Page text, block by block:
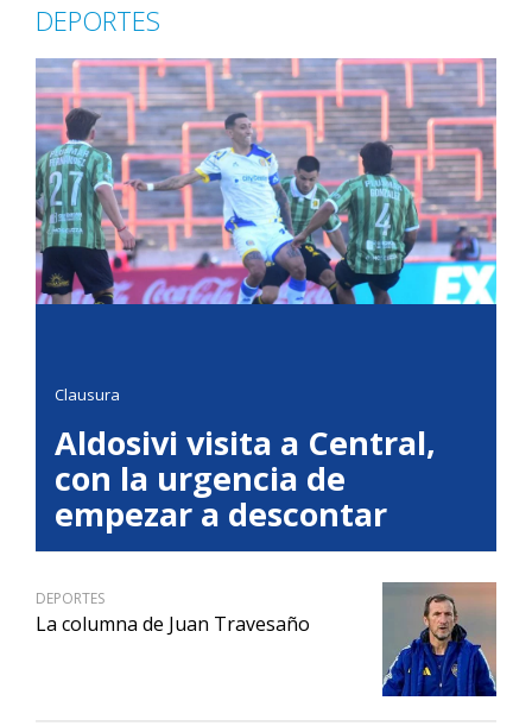
DEPORTES
Clausura
Aldosivi visita a Central,
con la urgencia de
empezar a descontar
DEPORTES
La columna de Juan Travesaño